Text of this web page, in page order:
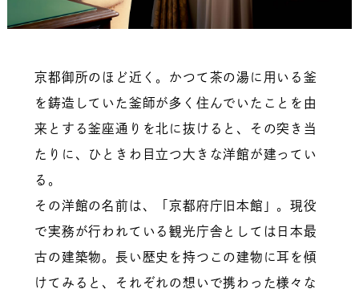
京都御所のほど近く。かつて茶の湯に用いる釜
を鋳造していた釜師が多く住んでいたことを由
来とする釜座通りを北に抜けると、その突き当
たりに、ひときわ目立つ大きな洋館が建ってい
る。
その洋館の名前は、「京都府庁旧本館」。現役
で実務が行われている観光庁舎としては日本最
古の建築物。長い歴史を持つこの建物に耳を傾
けてみると、それぞれの想いで携わった様々な